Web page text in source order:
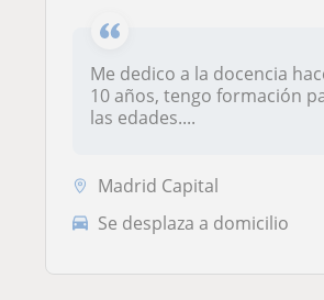
Me dedico a la docencia
10 años, tengo formación
las edades....
Madrid Capital
Se desplaza a domicilio